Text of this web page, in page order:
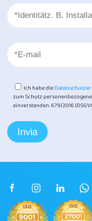
Ich habe die
zum Schutz
einverstanden. 679/2016